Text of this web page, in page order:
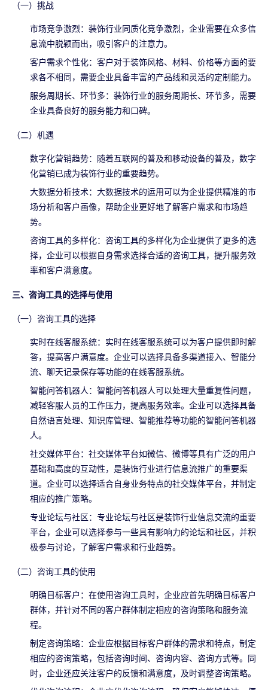
（一）挑战
市场竞争激烈：装饰行业同质化竞争激烈，企业需要在众多信
息流中脱颖而出，吸引客户的注意力。
客户需求个性化：客户对于装饰风格、材料、价格等方面的要
求各不相同，需要企业具备丰富的产品线和灵活的定制能力。
服务周期长、环节多：装饰行业的服务周期长、环节多，需要
企业具备良好的服务能力和口碑。
（二）机遇
数字化营销趋势：随着互联网的普及和移动设备的普及，数字
化营销已成为装饰行业的重要趋势。
大数据分析技术：大数据技术的运用可以为企业提供精准的市
场分析和客户画像，帮助企业更好地了解客户需求和市场趋
势。
咨询工具的多样化：咨询工具的多样化为企业提供了更多的选
择，企业可以根据自身需求选择合适的咨询工具，提升服务效
率和客户满意度。
三、咨询工具的选择与使用
（一）咨询工具的选择
实时在线客服系统：实时在线客服系统可以为客户提供即时解
答，提高客户满意度。企业可以选择具备多渠道接入、智能分
流、聊天记录保存等功能的在线客服系统。
智能问答机器人：智能问答机器人可以处理大量重复性问题，
减轻客服人员的工作压力，提高服务效率。企业可以选择具备
自然语言处理、知识库管理、智能推荐等功能的智能问答机器
人。
社交媒体平台：社交媒体平台如微信、微博等具有广泛的用户
基础和高度的互动性，是装饰行业进行信息流推广的重要渠
道。企业可以选择适合自身业务特点的社交媒体平台，并制定
相应的推广策略。
专业论坛与社区：专业论坛与社区是装饰行业信息交流的重要
平台，企业可以选择参与一些具有影响力的论坛和社区，并积
极参与讨论，了解客户需求和行业趋势。
（二）咨询工具的使用
明确目标客户：在使用咨询工具时，企业应首先明确目标客户
群体，并针对不同的客户群体制定相应的咨询策略和服务流
程。
制定咨询策略：企业应根据目标客户群体的需求和特点，制定
相应的咨询策略，包括咨询时间、咨询内容、咨询方式等。同
时，企业还应关注客户的反馈和满意度，及时调整咨询策略。